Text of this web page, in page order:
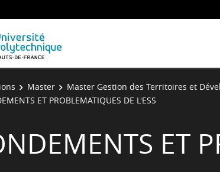
Master Master Gestion des Territoires et
ET PROBLEMATIQUES DE L'ESS
ET